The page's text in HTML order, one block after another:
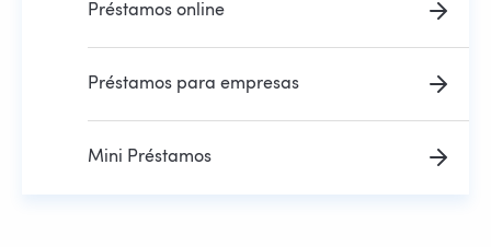
Préstamos online
Préstamos para empresas
Mini Préstamos